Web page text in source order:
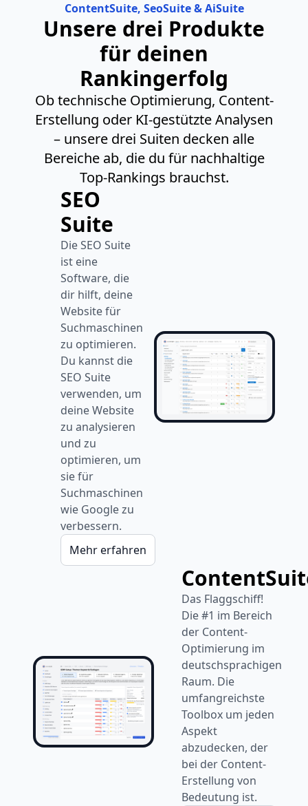
ContentSuite, SeoSuite & AiSuite
Unsere drei Produkte
für deinen
Rankingerfolg
Ob technische Optimierung, Content-
Erstellung oder KI-gestützte Analysen
– unsere drei Suiten decken alle
Bereiche ab, die du für nachhaltige
Top-Rankings brauchst.
SEO
Suite
Die SEO Suite
ist eine
Software, die
dir hilft, deine
Website für
Suchmaschinen
zu optimieren.
Du kannst die
SEO Suite
verwenden, um
deine Website
zu analysieren
und zu
optimieren, um
sie für
Suchmaschinen
wie Google zu
verbessern.
Mehr erfahren
Das Flaggschiff!
Die #1 im Bereich
der Content-
Optimierung im
deutschsprachigen
Raum. Die
umfangreichste
Toolbox um jeden
Aspekt
abzudecken, der
bei der Content-
Erstellung von
Bedeutung ist.